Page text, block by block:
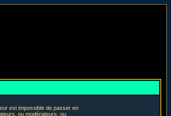
est impossible de passer en
ou modérateurs, ou